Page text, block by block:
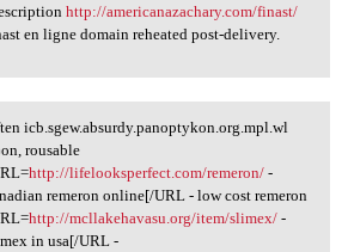
http://americanazachary.com/finast/
en ligne domain reheated post-delivery.
icb.sgew.absurdy
icb.sgew.absurdy.panoptykon.org.mpl.wl
rousable
http://lifelooksperfect.com/remeron/-
remeron online[/URL - low cost remeron
http://mcllakehavasu.org/item/slimex/-
in usa[/URL -